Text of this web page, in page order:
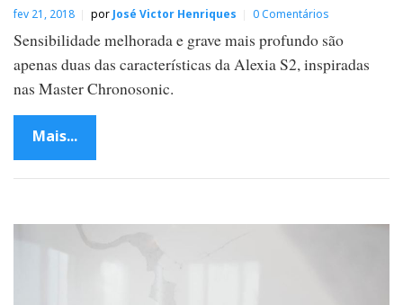
fev 21, 2018 por José Victor Henriques 0 Comentários
Sensibilidade melhorada e grave mais profundo são
apenas duas das características da Alexia S2, inspiradas
nas Master Chronosonic.
Mais...